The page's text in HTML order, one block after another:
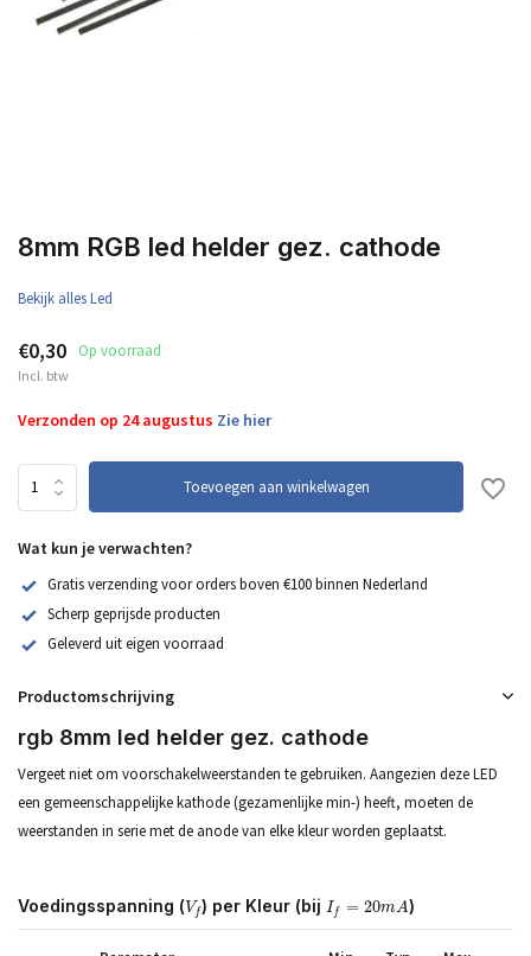
8mm RGB led helder gez. cathode
Bekijk alles Led
€0,30 Op voorraad
Incl. btw
Verzonden op 24 augustus Zie hier
Toevoegen aan winkelwagen
Wat kun je verwachten?
Gratis verzending voor orders boven €100 binnen Nederland
Scherp geprijsde producten
Geleverd uit eigen voorraad
Productomschrijving
rgb 8mm led helder gez. cathode
Vergeet niet om voorschakelweerstanden te gebruiken. Aangezien deze LED
een gemeenschappelijke kathode (gezamenlijke min-) heeft, moeten de
weerstanden in serie met de anode van elke kleur worden geplaatst.
Voedingsspanning (V f
Vf) per Kleur (bij I f = 20m A
If 20mA )